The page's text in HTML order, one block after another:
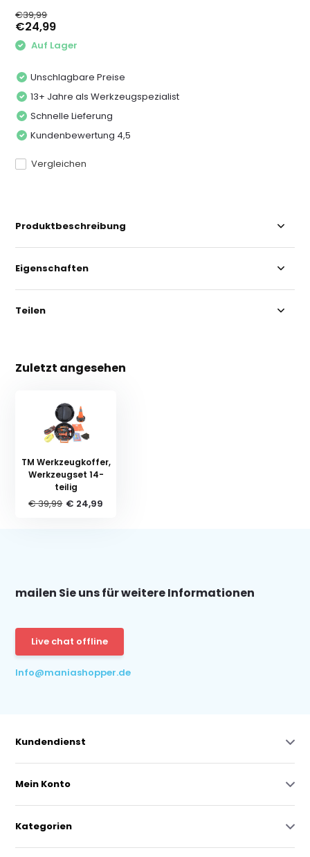
€39,99
€24,99
Auf Lager
Unschlagbare Preise
13+ Jahre als Werkzeugspezialist
Schnelle Lieferung
Kundenbewertung 4,5
Vergleichen
Produktbeschreibung
Eigenschaften
Teilen
Zuletzt angesehen
TM Werkzeugkoffer,
Werkzeugset 14-
teilig
€ 39,99 € 24,99
mailen Sie uns für weitere Informationen
Live chat offline
Info@maniashopper.de
Kundendienst
Mein Konto
Kategorien